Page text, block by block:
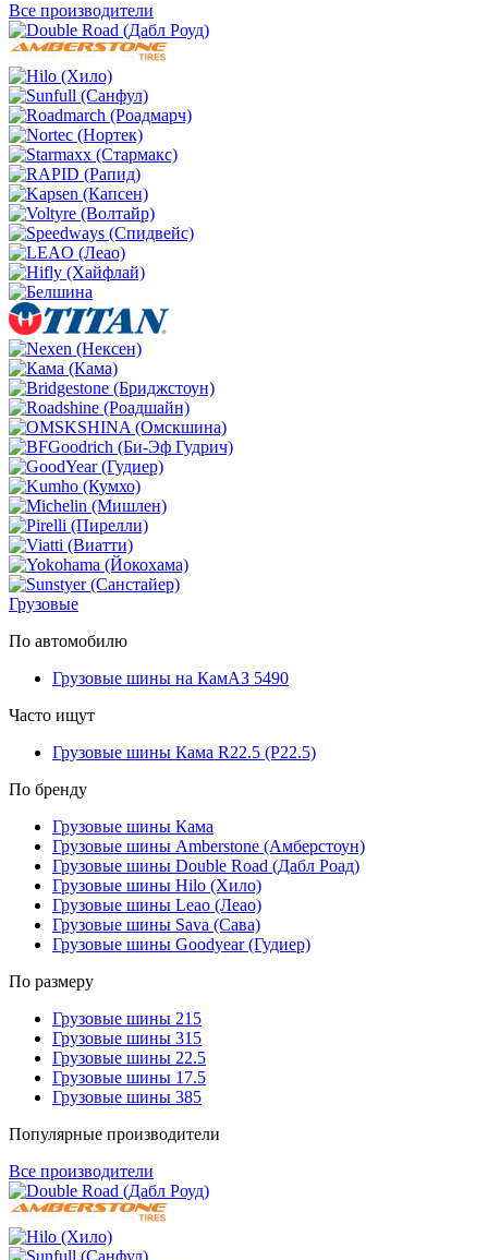
Все производители
Грузовые
По автомобилю
Грузовые шины на КамАЗ 5490
Часто ищут
Грузовые шины Кама R22.5 (Р22.5)
По бренду
Грузовые шины Кама
Грузовые шины Amberstone (Амберстоун)
Грузовые шины Double Road (Дабл Роад)
Грузовые шины Hilo (Хило)
Грузовые шины Leao (Леао)
Грузовые шины Sava (Сава)
Грузовые шины Goodyear (Гудиер)
По размеру
Грузовые шины 215
Грузовые шины 315
Грузовые шины 22.5
Грузовые шины 17.5
Грузовые шины 385
Популярные производители
Все производители